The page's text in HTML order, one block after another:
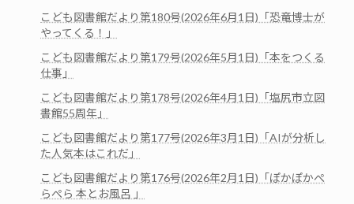
こども図書館だより第180号(2026年6月1日)「恐竜博士が
やってくる！」
こども図書館だより第179号(2026年5月1日)「本をつくる
仕事」
こども図書館だより第178号(2026年4月1日)「塩尻市立図
書館55周年」
こども図書館だより第177号(2026年3月1日)「AIが分析し
た人気本はこれだ」
こども図書館だより第176号(2026年2月1日)「ぽかぽかぺ
らぺら 本とお風呂 」